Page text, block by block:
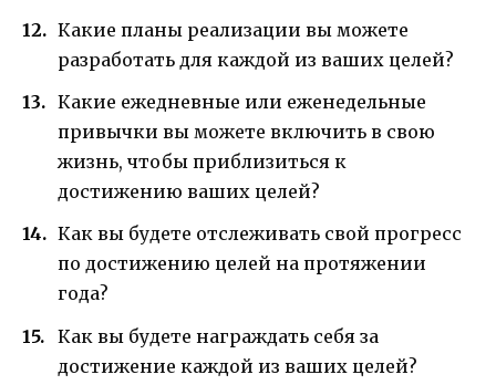
Какие планы реализации вы можете
разработать для каждой из ваших целей?
Какие ежедневные или еженедельные
привычки вы можете включить в свою
жизнь, чтобы приблизиться к
достижению ваших целей?
Как вы будете отслеживать свой прогресс
по достижению целей на протяжении
года?
Как вы будете награждать себя за
достижение каждой из ваших целей?